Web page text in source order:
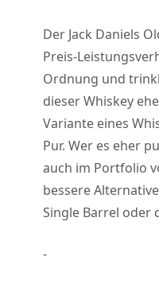
Der Jack Daniels
Preis-
Ordnung und
dieser Whiskey
Variante eines
Pur. Wer es eher
auch im Portfolio
bessere
Single Barrel oder
-